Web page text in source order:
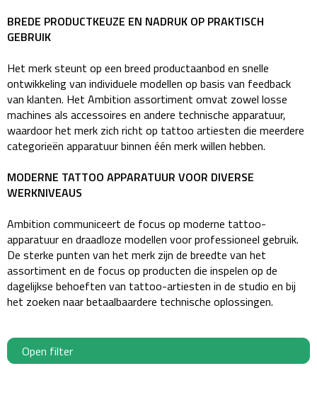
BREDE PRODUCTKEUZE EN NADRUK OP PRAKTISCH
GEBRUIK
Het merk steunt op een breed productaanbod en snelle
ontwikkeling van individuele modellen op basis van feedback
van klanten. Het Ambition assortiment omvat zowel losse
machines als accessoires en andere technische apparatuur,
waardoor het merk zich richt op tattoo artiesten die meerdere
categorieën apparatuur binnen één merk willen hebben.
MODERNE TATTOO APPARATUUR VOOR DIVERSE
WERKNIVEAUS
Ambition communiceert de focus op moderne tattoo-
apparatuur en draadloze modellen voor professioneel gebruik.
De sterke punten van het merk zijn de breedte van het
assortiment en de focus op producten die inspelen op de
dagelijkse behoeften van tattoo-artiesten in de studio en bij
het zoeken naar betaalbaardere technische oplossingen.
Open filter